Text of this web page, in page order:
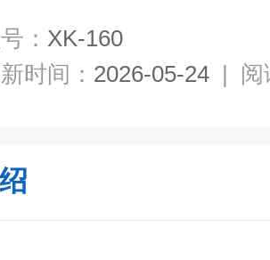
： XK-160
时间： 2026-05-24 | 阅